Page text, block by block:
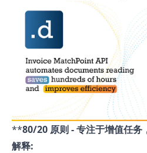
**80/20 原则 - 专注于增值任务
解释: